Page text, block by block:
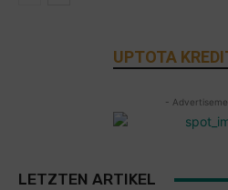
UPTOTA
-
LETZTEN ARTIKEL